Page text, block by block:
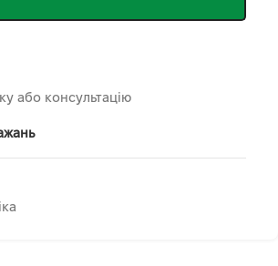
або консультацію